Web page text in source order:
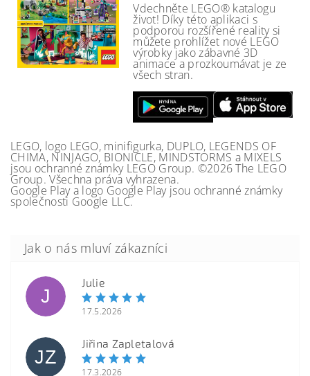
Vdechněte LEGO® katalogu
život! Díky této aplikaci s
podporou rozšířené reality si
můžete prohlížet nové LEGO
výrobky jako zábavné 3D
animace a prozkoumávat je ze
všech stran.
LEGO, logo LEGO, minifigurka, DUPLO, LEGENDS OF
CHIMA, NINJAGO, BIONICLE, MINDSTORMS a MIXELS
jsou ochranné známky LEGO Group. ©2026 The LEGO
Group. Všechna práva vyhrazena.
Google Play a logo Google Play jsou ochranné známky
společnosti Google LLC.
J
Julie
17.5.2026
JZ
Jiřina Zapletalová
17.3.2026